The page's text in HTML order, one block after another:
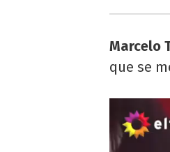
Marcelo
que se